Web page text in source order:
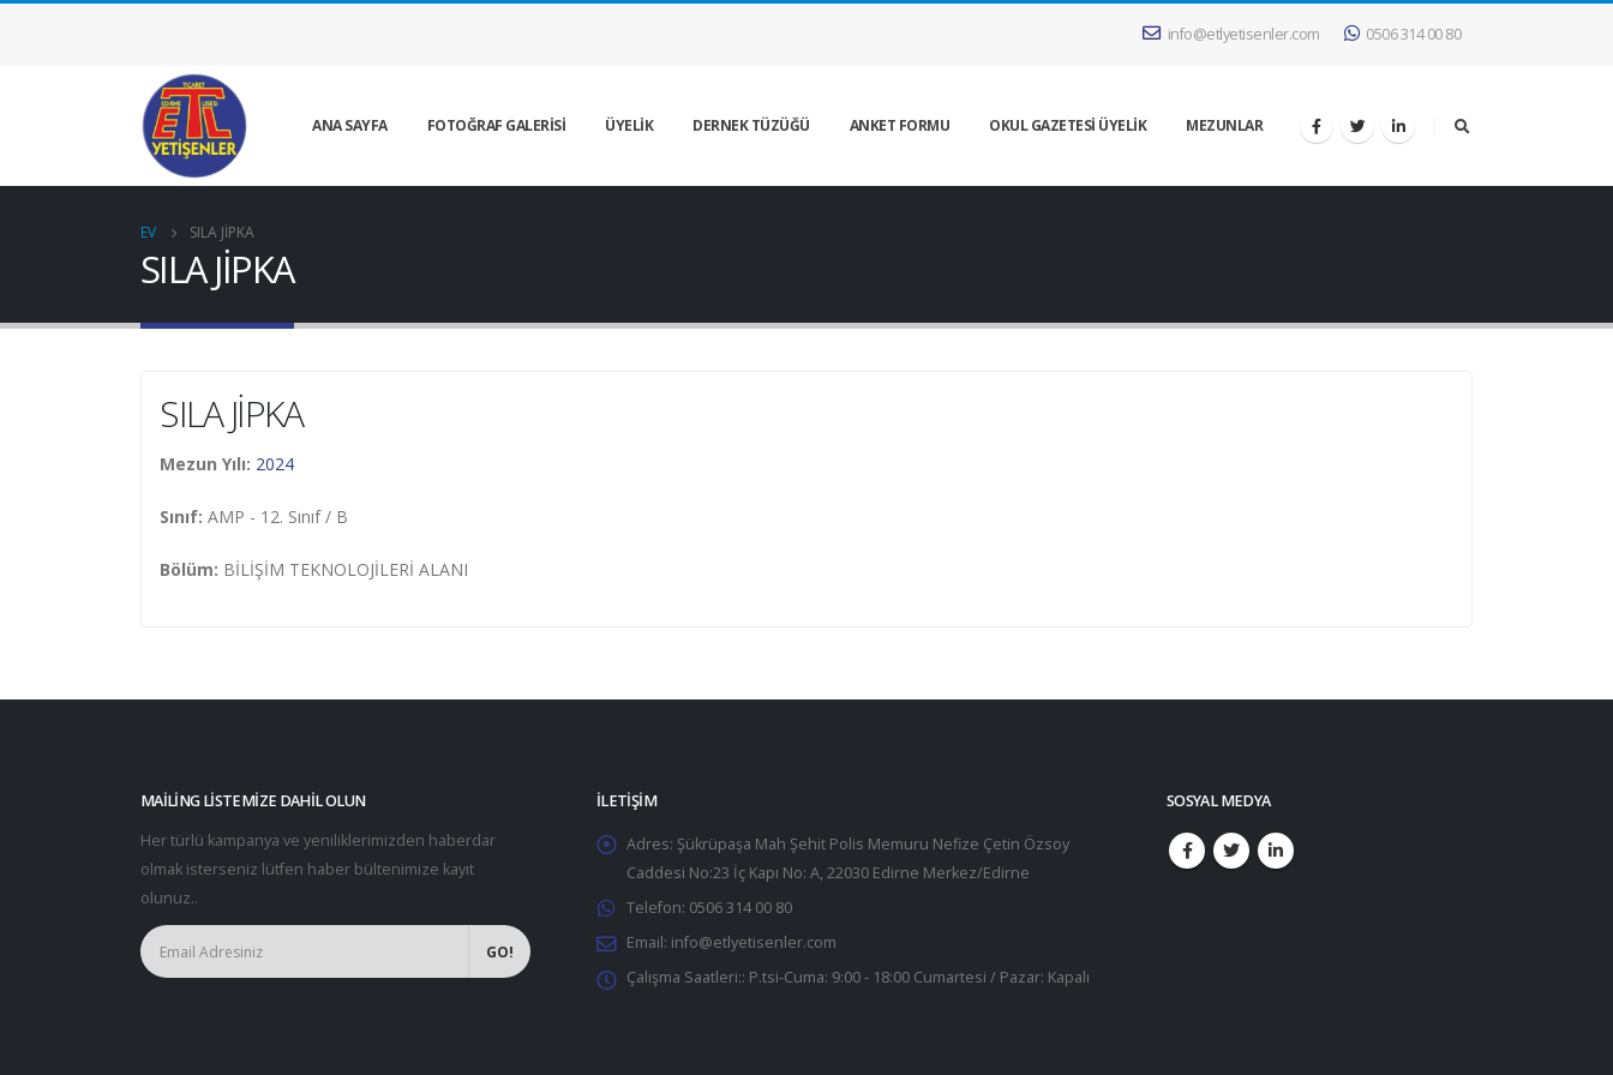
info@etlyetisenler.com 0506 314 00 80
ANA SAYFA FOTOĞRAF GALERİSİ ÜYELİK DERNEK TÜZÜĞÜ ANKET FORMU OKUL GAZETESİ ÜYELİK MEZUNLAR
EV SILA JİPKA
SILA JİPKA
SILA JİPKA
Mezun Yılı: 2024
Sınıf: AMP - 12. Sınıf / B
Bölüm: BİLİŞİM TEKNOLOJİLERİ ALANI
MAILING LISTEMIZE DAHIL OLUN
Her türlü kampanya ve yeniliklerimizden haberdar
olmak isterseniz lütfen haber bültenimize kayıt
olunuz..
İLETIŞIM
Adres: Şükrüpaşa Mah Şehit Polis Memuru Nefize Çetin Özsoy
Caddesi No:23 İç Kapı No: A, 22030 Edirne Merkez/Edirne
Telefon: 0506 314 00 80
Email: info@etlyetisenler.com
Çalışma Saatleri:: P.tsi-Cuma: 9:00 - 18:00 Cumartesi / Pazar: Kapalı
SOSYAL MEDYA